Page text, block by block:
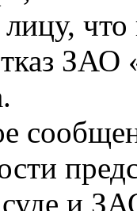
что
ЗАО
суде и